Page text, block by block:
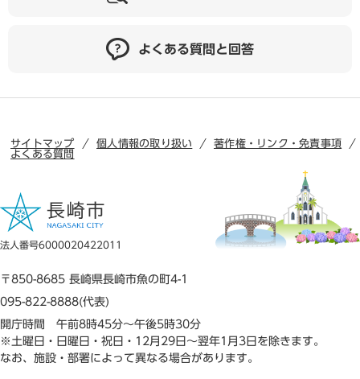
よくある質問と回答
サイトマップ 個人情報の取り扱い
著作権・リンク・免責事項
よくある質問
法人番号6000020422011
〒850-8685 長崎県長崎市魚の町4-1
095-822-8888(代表)
開庁時間 午前8時45分～午後5時30分
※土曜日・日曜日・祝日・12月29日～翌年1月3日を除きます。
なお、施設・部署によって異なる場合があります。